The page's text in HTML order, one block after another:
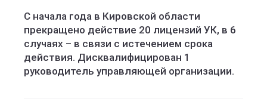
С начала года в Кировской области
прекращено действие 20 лицензий УК, в 6
случаях – в связи с истечением срока
действия. Дисквалифицирован 1
руководитель управляющей организации.